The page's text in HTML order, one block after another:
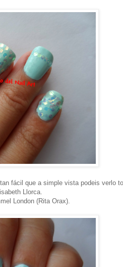
fácil que a simple vista podeis verlo
Llorca.
London (Rita Orax).